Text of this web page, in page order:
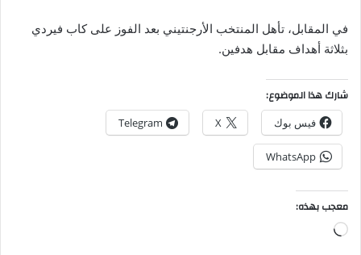
في المقابل، تأهل المنتخب الأرجنتيني بعد الفوز على كاب فيردي
بثلاثة أهداف مقابل هدفين.
شارك هذا الموضوع:
فيس بوك X
Telegram
WhatsApp
معجب بهذه:
جاري